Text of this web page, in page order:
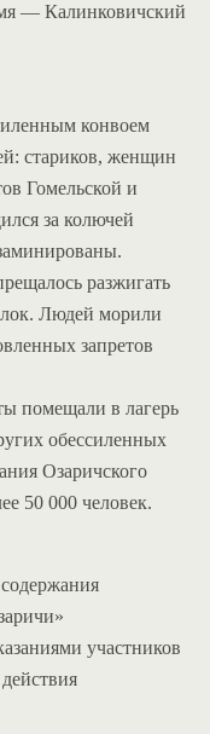
— Калинковичский
конвоем
стариков, женщин
Гомельской и
за колючей
разжигать
Людей морили
запретов
помещали в лагерь
обессиленных
Озаричского
50 000 человек.
участников